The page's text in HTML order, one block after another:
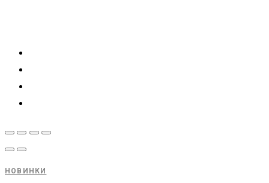
НОВИНКИ